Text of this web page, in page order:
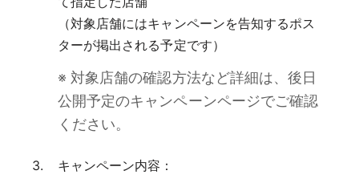
（対象店舗にはキャンペーンを告知するポス
ターが掲出される予定です）
※ 対象店舗の確認方法など詳細は、後日
公開予定のキャンペーンページでご確認
ください。
キャンペーン内容：